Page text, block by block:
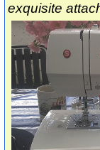
exquisite